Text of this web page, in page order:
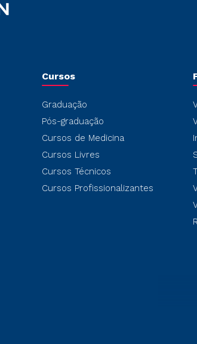
Cursos
Graduação
Pós-graduação
Cursos de Medicina
Cursos Livres
Cursos Técnicos
Cursos Profissionalizantes